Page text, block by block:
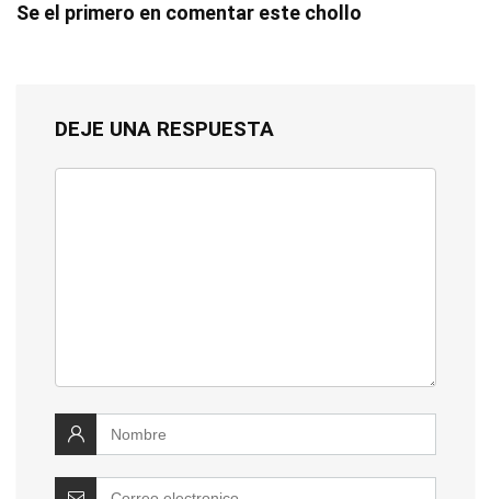
Se el primero en comentar este chollo
DEJE UNA RESPUESTA